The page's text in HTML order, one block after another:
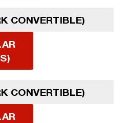
CONVERTIBLE)
CONVERTIBLE)